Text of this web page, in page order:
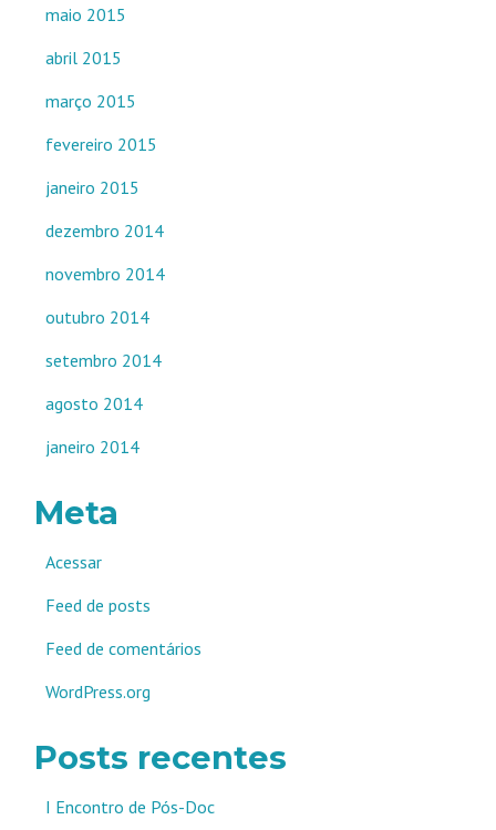
maio 2015
abril 2015
março 2015
fevereiro 2015
janeiro 2015
dezembro 2014
novembro 2014
outubro 2014
setembro 2014
agosto 2014
janeiro 2014
Meta
Acessar
Feed de posts
Feed de comentários
WordPress.org
Posts recentes
I Encontro de Pós-Doc